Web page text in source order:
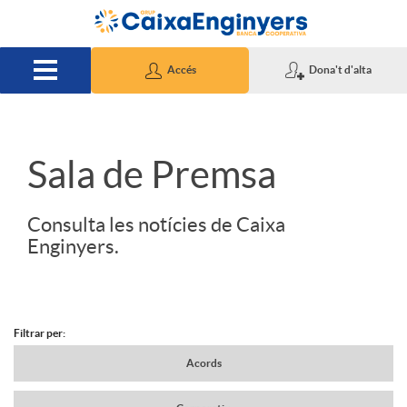
Salta al contingut principal
Accés Dona't d'alta
S
d
Sala de Premsa
Consulta les notícies de Caixa
Enginyers.
N
Filtrar per:
Acords